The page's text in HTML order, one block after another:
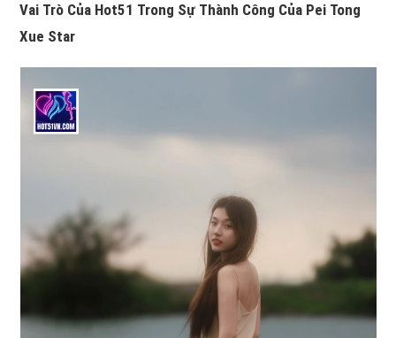
Vai Trò Của Hot51 Trong Sự Thành Công Của Pei Tong
Xue Star